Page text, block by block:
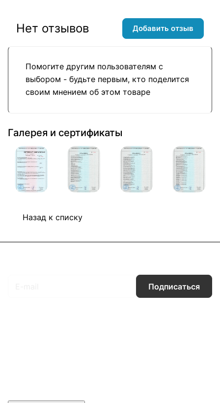
Помогите другим пользователям с
выбором - будьте первым, кто поделится
своим мнением об этом товаре
Нет отзывов Добавить отзыв
Галерея и сертификаты
Назад к списку
Подписаться